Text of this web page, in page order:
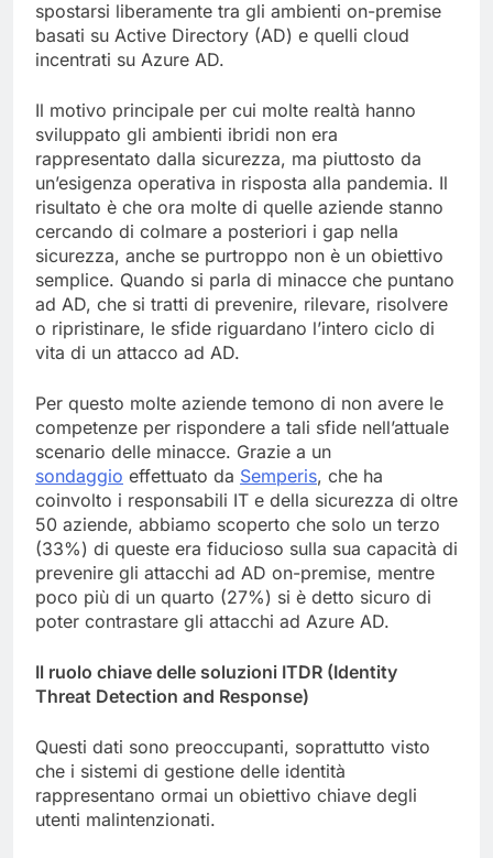
spostarsi liberamente tra gli ambienti on-premise
basati su Active Directory (AD) e quelli cloud
incentrati su Azure AD.
Il motivo principale per cui molte realtà hanno
sviluppato gli ambienti ibridi non era
rappresentato dalla sicurezza, ma piuttosto da
un’esigenza operativa in risposta alla pandemia. Il
risultato è che ora molte di quelle aziende stanno
cercando di colmare a posteriori i gap nella
sicurezza, anche se purtroppo non è un obiettivo
semplice. Quando si parla di minacce che puntano
ad AD, che si tratti di prevenire, rilevare, risolvere
o ripristinare, le sfide riguardano l’intero ciclo di
vita di un attacco ad AD.
Per questo molte aziende temono di non avere le
competenze per rispondere a tali sfide nell’attuale
scenario delle minacce. Grazie a un
sondaggio effettuato da Semperis, che ha
coinvolto i responsabili IT e della sicurezza di oltre
50 aziende, abbiamo scoperto che solo un terzo
(33%) di queste era fiducioso sulla sua capacità di
prevenire gli attacchi ad AD on-premise, mentre
poco più di un quarto (27%) si è detto sicuro di
poter contrastare gli attacchi ad Azure AD.
Il ruolo chiave delle soluzioni ITDR (Identity
Threat Detection and Response)
Questi dati sono preoccupanti, soprattutto visto
che i sistemi di gestione delle identità
rappresentano ormai un obiettivo chiave degli
utenti malintenzionati.